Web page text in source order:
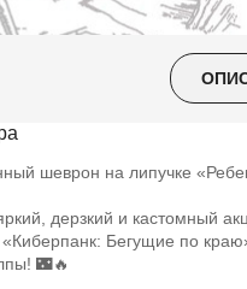
шеврон на липучке
дерзкий и кастомный
«Киберпанк: Бегущие по
🌃🔥